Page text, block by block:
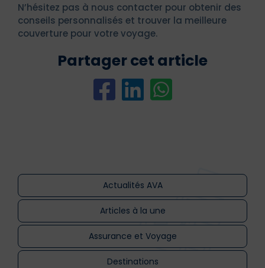
N’hésitez pas à nous contacter pour obtenir des
conseils personnalisés et trouver la meilleure
couverture pour votre voyage.
Partager cet article
Actualités AVA
Articles à la une
Assurance et Voyage
Destinations